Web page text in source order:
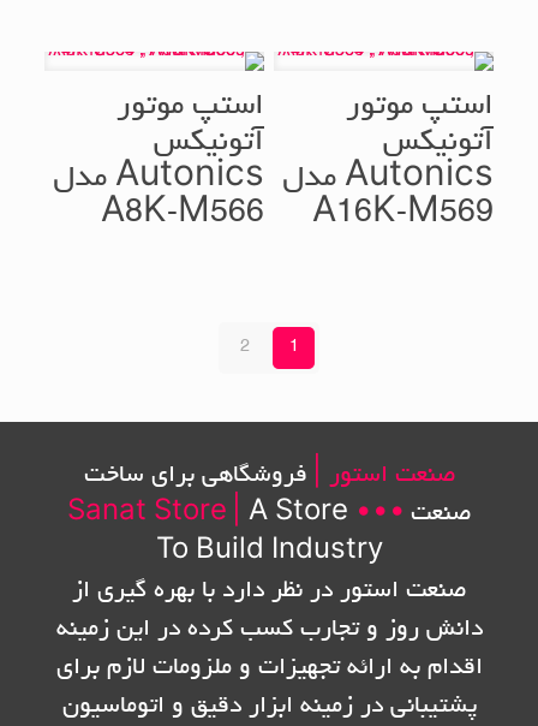
استپ موتور
آتونیکس
Autonics مدل
A16K-M569
استپ موتور
آتونیکس
Autonics مدل
A8K-M566
1
2
صنعت استور |
فروشگاهی برای ساخت
صنعت •••
Sanat Store
A Store
To Build Industry
صنعت استور در نظر دارد با بهره گیری از
دانش روز و تجارب کسب کرده در این زمینه
اقدام به ارائه تجهیزات و ملزومات لازم برای
پشتیبانی در زمینه ابزار دقیق و اتوماسیون